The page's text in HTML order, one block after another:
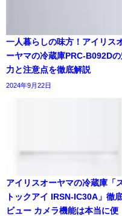
一人暮らしの味方！アイリス
ーヤマの冷蔵庫PRC-B092D
力と注意点を徹底解説
2024年9月22日
アイリスオーヤマの冷蔵庫「
トックアイ IRSN-IC30A」徹
ビュー カメラ機能は本当に便